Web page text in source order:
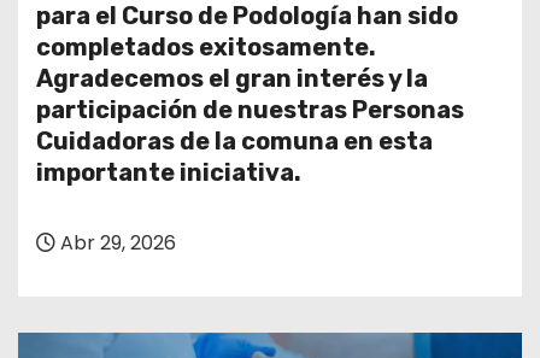
para el Curso de Podología han sido
completados exitosamente.
Agradecemos el gran interés y la
participación de nuestras Personas
Cuidadoras de la comuna en esta
importante iniciativa.
Abr 29, 2026